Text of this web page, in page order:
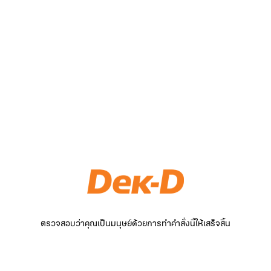
ตรวจสอบว่าคุณเป็นมนุษย์ด้วยการทำคำสั่งนี้ให้เสร็จสิ้น